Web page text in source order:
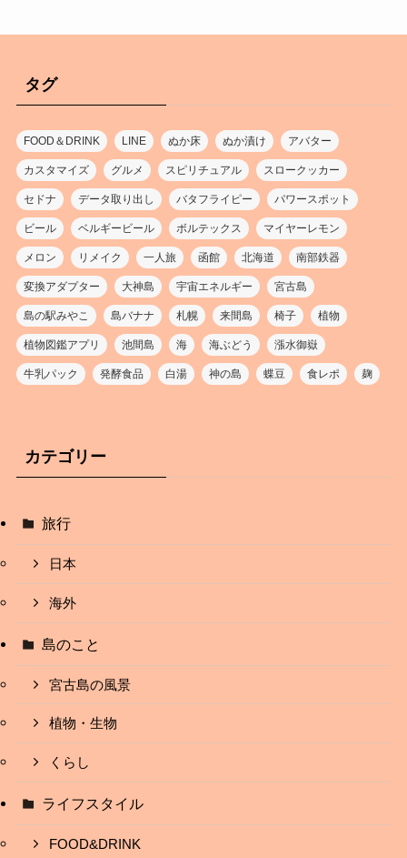
タグ
FOOD＆DRINK LINE ぬか床 ぬか漬け アバター
カスタマイズ グルメ スピリチュアル スロークッカー
セドナ データ取り出し バタフライピー パワースポット
ビール ベルギービール ボルテックス マイヤーレモン
メロン リメイク 一人旅 函館 北海道 南部鉄器
変換アダプター 大神島 宇宙エネルギー 宮古島
島の駅みやこ 島バナナ 札幌 来間島 椅子 植物
植物図鑑アプリ 池間島 海 海ぶどう 漲水御嶽
牛乳パック 発酵食品 白湯 神の島 蝶豆 食レポ 麹
カテゴリー
旅行
日本
海外
島のこと
宮古島の風景
植物・生物
くらし
ライフスタイル
FOOD&DRINK